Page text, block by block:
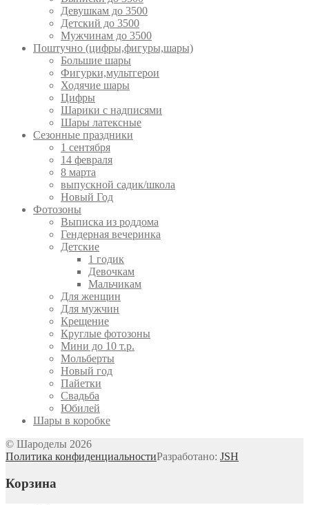
Девушкам до 3500
Детский до 3500
Мужчинам до 3500
Поштучно (цифры,фигуры,шары)
Большие шары
Фигурки,мультгерои
Ходячие шары
Цифры
Шарики с надписями
Шары латексные
Сезонные праздники
1 сентября
14 февраля
8 марта
выпускной садик/школа
Новый Год
Фотозоны
Выписка из роддома
Гендерная вечеринка
Детские
1 годик
Девочкам
Мальчикам
Для женщин
Для мужчин
Крещение
Круглые фотозоны
Мини до 10 т.р.
Мольберты
Новый год
Пайетки
Свадьба
Юбилей
Шары в коробке
© Шароделы 2026
Политика конфиденциальностиРазработано: JSH
Корзина